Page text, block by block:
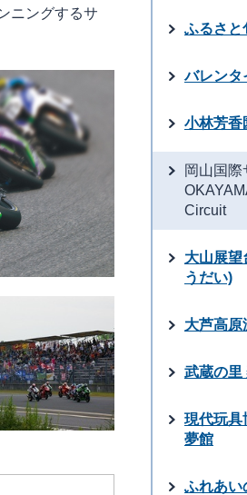
ニングするサ
ふるさと
バレンタ
小林芳香
岡山国際
Circuit
大山展望
うだい)
大芦高原
武蔵の里
現代玩具
夢館
ふれあい